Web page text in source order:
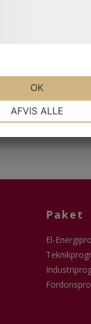
Paket
El-
AFVIS ALLE
OK